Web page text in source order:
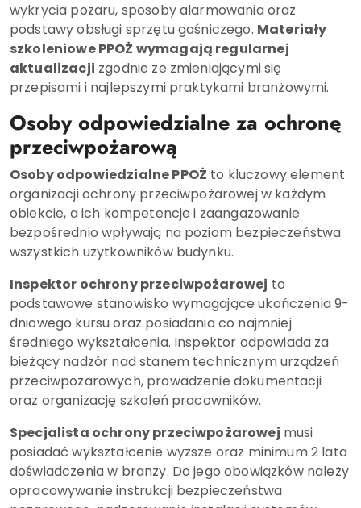
wykrycia pożaru, sposoby alarmowania oraz
podstawy obsługi sprzętu gaśniczego. Materiały
szkoleniowe PPOŻ wymagają regularnej
aktualizacji zgodnie ze zmieniającymi się
przepisami i najlepszymi praktykami branżowymi.
Osoby odpowiedzialne za ochronę
przeciwpożarową
Osoby odpowiedzialne PPOŻ to kluczowy element
organizacji ochrony przeciwpożarowej w każdym
obiekcie, a ich kompetencje i zaangażowanie
bezpośrednio wpływają na poziom bezpieczeństwa
wszystkich użytkowników budynku.
Inspektor ochrony przeciwpożarowej to
podstawowe stanowisko wymagające ukończenia 9-
dniowego kursu oraz posiadania co najmniej
średniego wykształcenia. Inspektor odpowiada za
bieżący nadzór nad stanem technicznym urządzeń
przeciwpożarowych, prowadzenie dokumentacji
oraz organizację szkoleń pracowników.
Specjalista ochrony przeciwpożarowej musi
posiadać wykształcenie wyższe oraz minimum 2 lata
doświadczenia w branży. Do jego obowiązków należy
opracowywanie instrukcji bezpieczeństwa